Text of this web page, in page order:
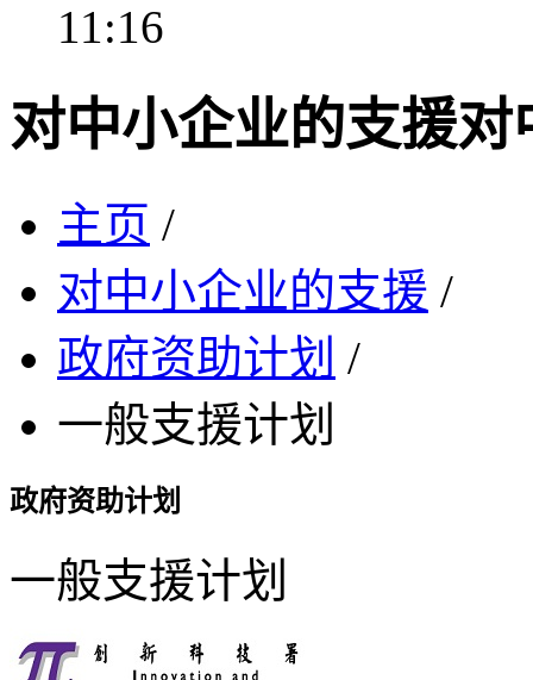
11:16
对中小企业的支援对
主页 /
对中小企业的支援 /
政府资助计划 /
一般支援计划
政府资助计划
一般支援计划